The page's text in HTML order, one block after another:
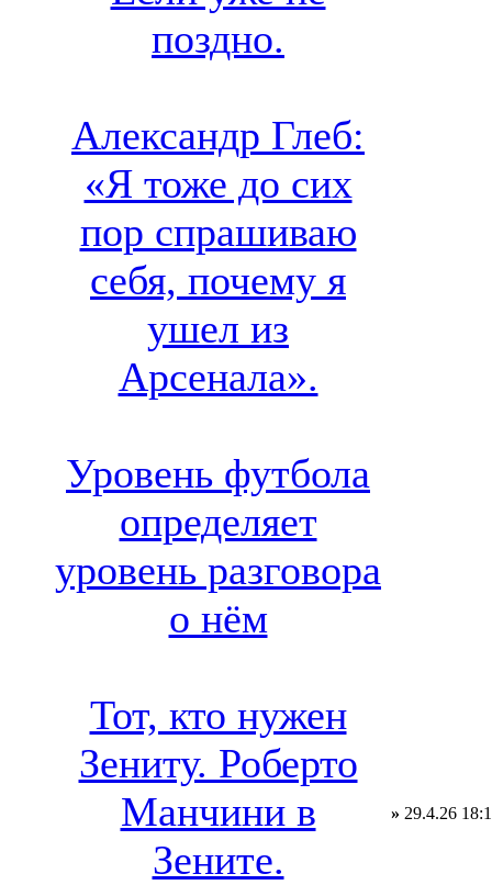
поздно.
Александр Глеб:
«Я тоже до сих
пор спрашиваю
себя, почему я
ушел из
Арсенала».
Уровень футбола
определяет
уровень разговора
о нём
Тот, кто нужен
Зениту. Роберто
Манчини в
Зените.
» 29.4.26